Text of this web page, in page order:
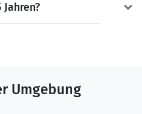
Umgebung